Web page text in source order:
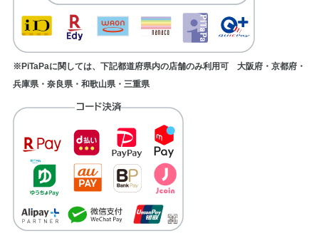
※PiTaPaに関しては、下記都道府県内の店舗のみ利用可 大阪府・京都府・
兵庫県・奈良県・和歌山県・三重県